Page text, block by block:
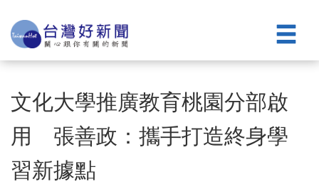
文化大學推廣教育桃園分部啟
用 張善政：攜手打造終身學
習新據點